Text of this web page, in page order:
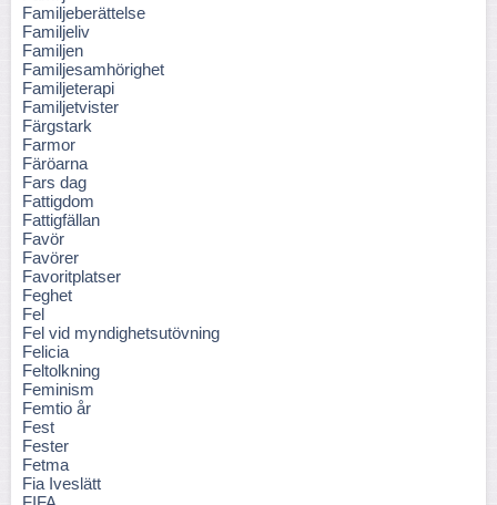
Familjeberättelse
Familjeliv
Familjen
Familjesamhörighet
Familjeterapi
Familjetvister
Färgstark
Farmor
Färöarna
Fars dag
Fattigdom
Fattigfällan
Favör
Favörer
Favoritplatser
Feghet
Fel
Fel vid myndighetsutövning
Felicia
Feltolkning
Feminism
Femtio år
Fest
Fester
Fetma
Fia Iveslätt